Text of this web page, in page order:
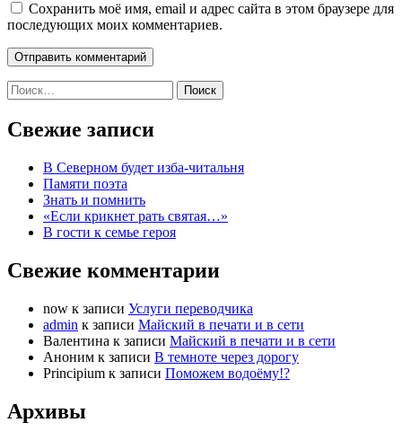
Сохранить моё имя, email и адрес сайта в этом браузере для
последующих моих комментариев.
Найти:
Свежие записи
В Северном будет изба-читальня
Памяти поэта
Знать и помнить
«Если крикнет рать святая…»
В гости к семье героя
Свежие комментарии
now к записи Услуги переводчика
admin к записи Майский в печати и в сети
Валентина к записи Майский в печати и в сети
Аноним к записи В темноте через дорогу
Principium к записи Поможем водоёму!?
Архивы